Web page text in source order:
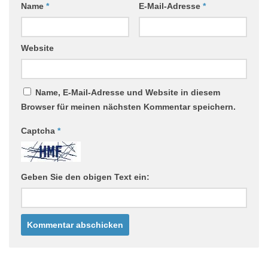
Name * E-Mail-Adresse *
Website
Name, E-Mail-Adresse und Website in diesem
Browser für meinen nächsten Kommentar speichern.
Captcha *
Geben Sie den obigen Text ein: